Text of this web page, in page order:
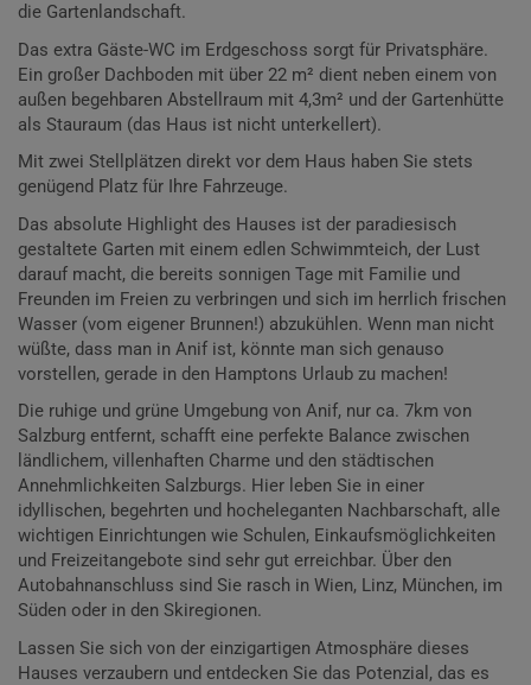
die Gartenlandschaft.
Das extra Gäste-WC im Erdgeschoss sorgt für Privatsphäre.
Ein großer Dachboden mit über 22 m² dient neben einem von
außen begehbaren Abstellraum mit 4,3m² und der Gartenhütte
als Stauraum (das Haus ist nicht unterkellert).
Mit zwei Stellplätzen direkt vor dem Haus haben Sie stets
genügend Platz für Ihre Fahrzeuge.
Das absolute Highlight des Hauses ist der paradiesisch
gestaltete Garten mit einem edlen Schwimmteich, der Lust
darauf macht, die bereits sonnigen Tage mit Familie und
Freunden im Freien zu verbringen und sich im herrlich frischen
Wasser (vom eigener Brunnen!) abzukühlen. Wenn man nicht
wüßte, dass man in Anif ist, könnte man sich genauso
vorstellen, gerade in den Hamptons Urlaub zu machen!
Die ruhige und grüne Umgebung von Anif, nur ca. 7km von
Salzburg entfernt, schafft eine perfekte Balance zwischen
ländlichem, villenhaften Charme und den städtischen
Annehmlichkeiten Salzburgs. Hier leben Sie in einer
idyllischen, begehrten und hocheleganten Nachbarschaft, alle
wichtigen Einrichtungen wie Schulen, Einkaufsmöglichkeiten
und Freizeitangebote sind sehr gut erreichbar. Über den
Autobahnanschluss sind Sie rasch in Wien, Linz, München, im
Süden oder in den Skiregionen.
Lassen Sie sich von der einzigartigen Atmosphäre dieses
Hauses verzaubern und entdecken Sie das Potenzial, das es